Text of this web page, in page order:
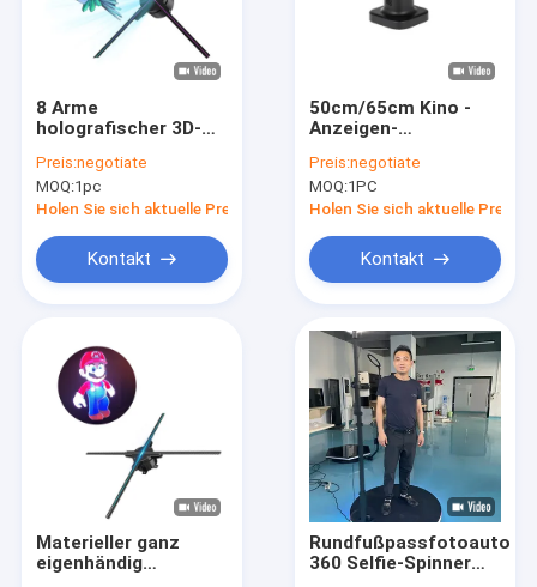
8 Arme
holografischer 3D-
Display-Lüfter 150cm
ABS PC
Preis:negotiate
MOQ:1pc
Holen Sie sich aktuelle Preis
Kontakt
50cm/65cm Kino -
Anzeigen-
Winkel m-Art-3D ganz
eigenhändig
geschrieber
Preis:negotiate
MOQ:1PC
Holen Sie sich aktuelle Preis
Kontakt
Materieller ganz
eigenhändig
360 Selfie-Spinner